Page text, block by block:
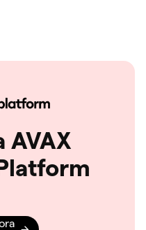
AVAX